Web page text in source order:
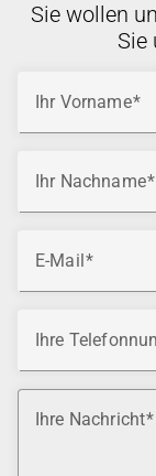
Sie wollen
Sie
Ihr Vorname
Ihr Nachname
E-Mail
Ihre
Ihre Nachricht